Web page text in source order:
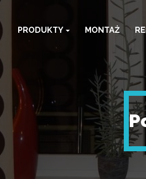
PRODUKTY MONTAŻ